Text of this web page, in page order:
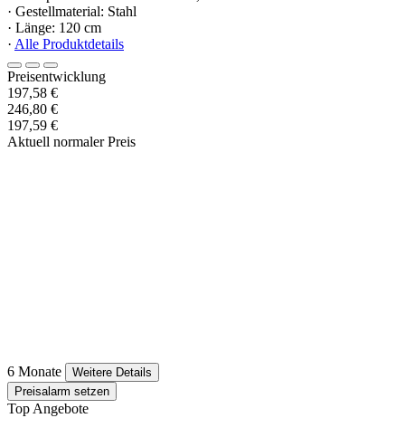
· Gestellmaterial: Stahl
· Länge: 120 cm
· Alle Produktdetails
Preisentwicklung
197,58 €
246,80 €
197,59 €
Aktuell normaler Preis
6 Monate
Weitere Details
Preisalarm setzen
Top Angebote